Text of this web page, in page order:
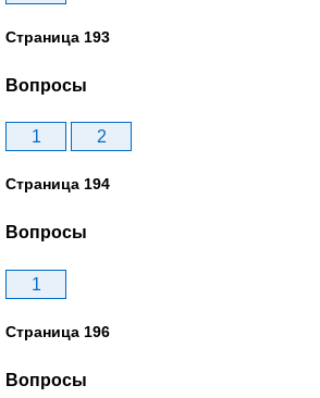
Страница 193
Вопросы
1 2
Страница 194
Вопросы
1
Страница 196
Вопросы